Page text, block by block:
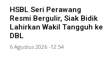
HSBL Seri Perawang
Resmi Bergulir, Siak Bidik
Lahirkan Wakil Tangguh ke
DBL
6 Agustus 2026 -12:54